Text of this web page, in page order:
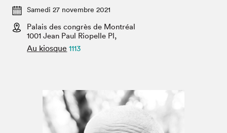
Espace exposant⋅e⋅s
Espace enseignant·e·s
Projets partenaires
Samedi 27 novembre 2021
Palais des congrès de Montréal
1001 Jean Paul Riopelle Pl,
Au kiosque 1113